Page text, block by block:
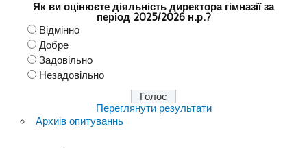
Як ви оцінюєте діяльність директора гімназії за
період 2025/2026 н.р.?
Відмінно
Добре
Задовільно
Незадовільно
Переглянути результати
Архиів опитуваннь